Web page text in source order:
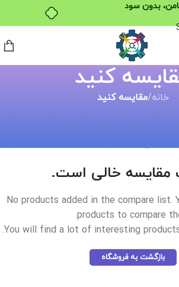
بدون سود
کنید
خانه/مقایسه کنید
خالی است.
No products added in the compare list.
products to compare
You will find a lot of interesting products
بازگشت به فروشگاه